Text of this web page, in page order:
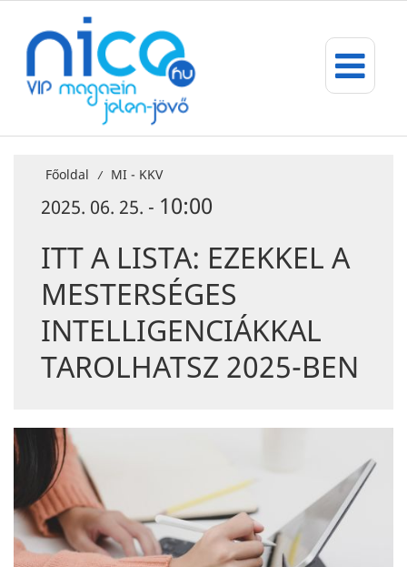
Főoldal / MI - KKV
2025. 06. 25. - 10:00
ITT A LISTA: EZEKKEL A
MESTERSÉGES
INTELLIGENCIÁKKAL
TAROLHATSZ 2025-BEN